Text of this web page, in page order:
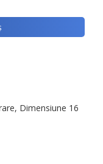
Dimensiune 16